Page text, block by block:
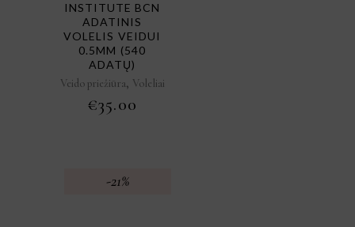
INSTITUTE BCN
ADATINIS
VOLELIS VEIDUI
0.5MM (540
ADATŲ)
Veido priežiūra, Voleliai
€35.00
-21%